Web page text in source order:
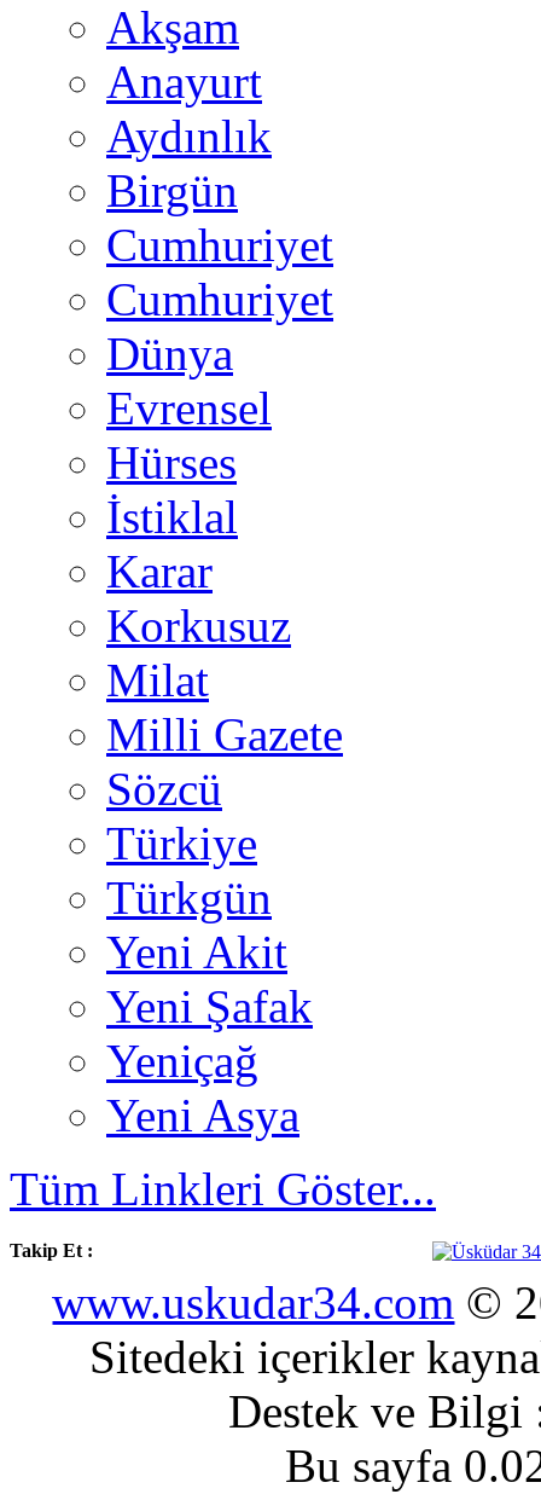
Akşam
Anayurt
Aydınlık
Birgün
Cumhuriyet
Cumhuriyet
Dünya
Evrensel
Hürses
İstiklal
Karar
Korkusuz
Milat
Milli Gazete
Sözcü
Türkiye
Türkgün
Yeni Akit
Yeni Şafak
Yeniçağ
Yeni Asya
Tüm Linkleri Göster...
Takip Et :
www.uskudar34.com ©
Sitedeki içerikler
Destek ve
Bu sayfa